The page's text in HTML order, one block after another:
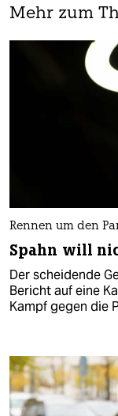
Mehr zum
Rennen um den
Spahn will
Der scheidende
Bericht auf eine
Kampf gegen die